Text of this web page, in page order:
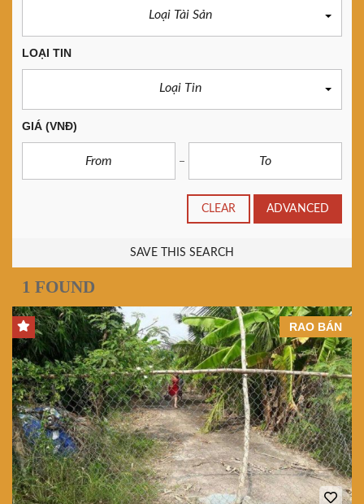
Loại Tài Sản
LOẠI TIN
Loại Tin
GIÁ (VNĐ)
CLEAR ADVANCED
SAVE THIS SEARCH
1 FOUND
RAO BÁN